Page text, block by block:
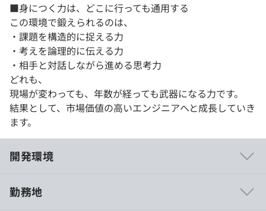
■身につく力は、どこに行っても通用する
この環境で鍛えられるのは、
・課題を構造的に捉える力
・考えを論理的に伝える力
・相手と対話しながら進める思考力
どれも、
現場が変わっても、年数が経っても武器になる力です。
結果として、市場価値の高いエンジニアへと成長していき
ます。
開発環境
勤務地